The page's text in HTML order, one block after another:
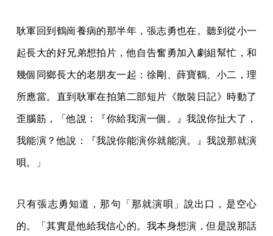
耿軍回到鶴崗養病的那半年，張志勇也在。聽到從小一
起長大的好兄弟想拍片，他自告奮勇加入劇組幫忙，和
幾個同鄉長大的老朋友一起：徐剛、薛寶鶴、小二，理
所應當。直到耿軍在拍第二部短片《散裝日記》時動了
歪腦筋，「他說：『你給我演一個。』我說你扯大了，
我能演？他說：『我說你能演你就能演。』我說那就演
唄。」
只有張志勇知道，那句「那就演唄」說出口，是空心
的。「其實是他給我信心的。我本身想演，但是說那話